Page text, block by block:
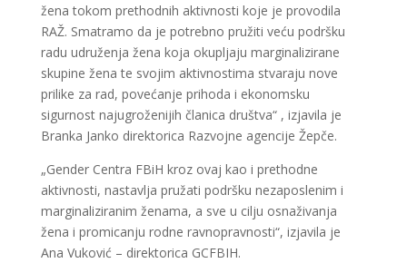
žena tokom prethodnih aktivnosti koje je provodila
RAŽ. Smatramo da je potrebno pružiti veću podršku
radu udruženja žena koja okupljaju marginalizirane
skupine žena te svojim aktivnostima stvaraju nove
prilike za rad, povećanje prihoda i ekonomsku
sigurnost najugroženijih članica društva“ , izjavila je
Branka Janko direktorica Razvojne agencije Žepče.
„Gender Centra FBiH kroz ovaj kao i prethodne
aktivnosti, nastavlja pružati podršku nezaposlenim i
marginaliziranim ženama, a sve u cilju osnaživanja
žena i promicanju rodne ravnopravnosti“, izjavila je
Ana Vuković – direktorica GCFBIH.